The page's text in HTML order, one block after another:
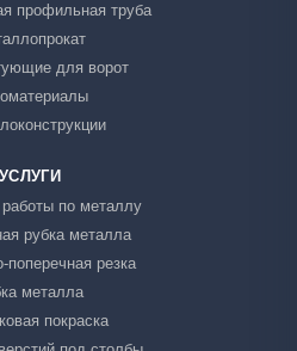
профильная труба
для ворот
УСЛУГИ
по металлу
рубка металла
поперечная резка
металла
покраска